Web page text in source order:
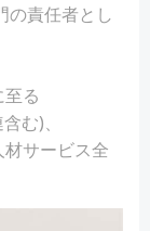
責任者とし
る
む)、
サービス全